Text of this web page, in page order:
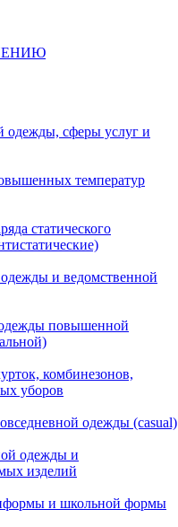
одежды, сферы услуг и
температур
статического
и ведомственной
повышенной
комбинезонов,
уборов
одежды (casual)
одежды и
изделий
и школьной формы